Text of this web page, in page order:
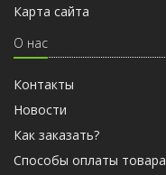
Карта сайта
О нас
Контакты
Новости
Как заказать?
Способы оплаты товара